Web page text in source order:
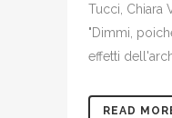
Tucci, Chiara
"Dimmi,
effetti
READ